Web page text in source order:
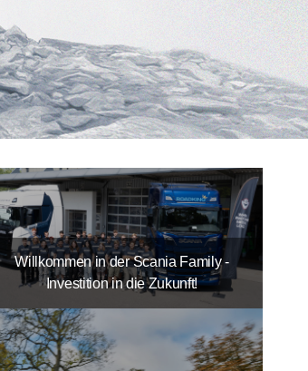
Willkommen in der Scania Family -
Investition in die Zukunft!